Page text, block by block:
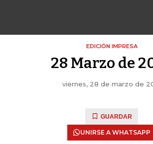
EDICIÓN IMPRESA
28 Marzo de
viernes, 28 de marzo de
GUARDAR
UNIRSE A WHATSAPP